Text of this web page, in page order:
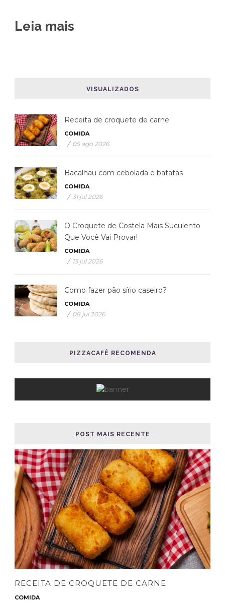
Leia mais
VISUALIZADOS
Receita de croquete de carne
COMIDA
/ 05 ago 2026
Bacalhau com cebolada e batatas
COMIDA
/ 31 jul 2026
O Croquete de Costela Mais Suculento
Que Você Vai Provar!
COMIDA
/ 13 jul 2026
Como fazer pão sírio caseiro?
COMIDA
/ 08 jul 2026
PIZZACAFÉ RECOMENDA
POST MAIS RECENTE
RECEITA DE CROQUETE DE CARNE
COMIDA